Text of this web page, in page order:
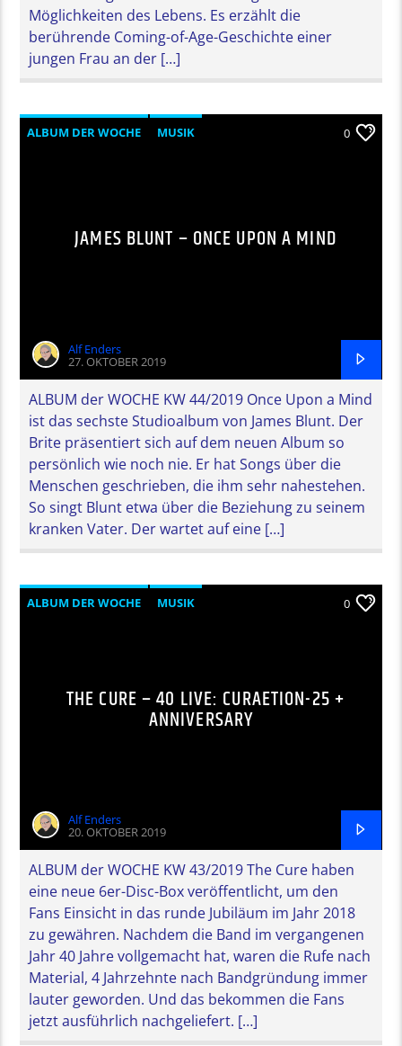
Möglichkeiten des Lebens. Es erzählt die
berührende Coming-of-Age-Geschichte einer
jungen Frau an der […]
ALBUM DER WOCHE MUSIK 0
JAMES BLUNT – ONCE UPON A MIND
Alf Enders
27. OKTOBER 2019
ALBUM der WOCHE KW 44/2019 Once Upon a Mind
ist das sechste Studioalbum von James Blunt. Der
Brite präsentiert sich auf dem neuen Album so
persönlich wie noch nie. Er hat Songs über die
Menschen geschrieben, die ihm sehr nahestehen.
So singt Blunt etwa über die Beziehung zu seinem
kranken Vater. Der wartet auf eine […]
ALBUM DER WOCHE MUSIK 0
THE CURE – 40 LIVE: CURAETION-25 +
ANNIVERSARY
Alf Enders
20. OKTOBER 2019
ALBUM der WOCHE KW 43/2019 The Cure haben
eine neue 6er-Disc-Box veröffentlicht, um den
Fans Einsicht in das runde Jubiläum im Jahr 2018
zu gewähren. Nachdem die Band im vergangenen
Jahr 40 Jahre vollgemacht hat, waren die Rufe nach
Material, 4 Jahrzehnte nach Bandgründung immer
lauter geworden. Und das bekommen die Fans
jetzt ausführlich nachgeliefert. […]